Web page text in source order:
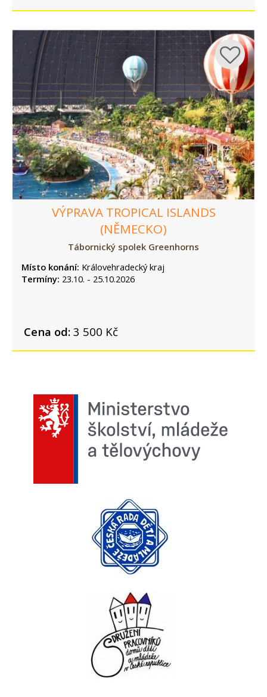
VÝPRAVA TROPICAL ISLANDS
(NĚMECKO)
Tábornický spolek Greenhorns
Místo konání: Královehradecký kraj
Termíny: 23.10. - 25.10.2026
Cena od:3 500 Kč